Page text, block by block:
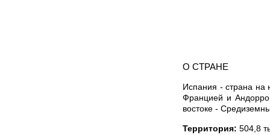
О СТРАНЕ
Испания - страна на
Францией и
востоке -
Территория: 504,8